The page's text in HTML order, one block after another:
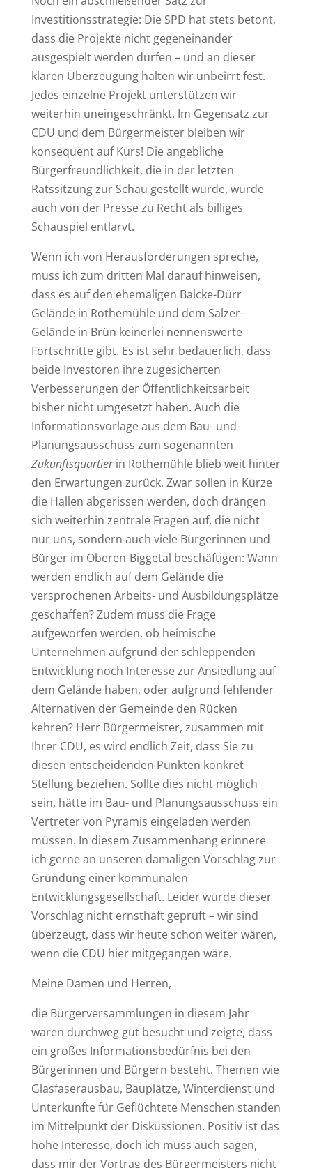
Investitionsstrategie: Die SPD hat stets betont,
dass die Projekte nicht gegeneinander
ausgespielt werden dürfen – und an dieser
klaren Überzeugung halten wir unbeirrt fest.
Jedes einzelne Projekt unterstützen wir
weiterhin uneingeschränkt. Im Gegensatz zur
CDU und dem Bürgermeister bleiben wir
konsequent auf Kurs! Die angebliche
Bürgerfreundlichkeit, die in der letzten
Ratssitzung zur Schau gestellt wurde, wurde
auch von der Presse zu Recht als billiges
Schauspiel entlarvt.
Wenn ich von Herausforderungen spreche,
muss ich zum dritten Mal darauf hinweisen,
dass es auf den ehemaligen Balcke-Dürr
Gelände in Rothemühle und dem Sälzer-
Gelände in Brün keinerlei nennenswerte
Fortschritte gibt. Es ist sehr bedauerlich, dass
beide Investoren ihre zugesicherten
Verbesserungen der Öffentlichkeitsarbeit
bisher nicht umgesetzt haben. Auch die
Informationsvorlage aus dem Bau- und
Planungsausschuss zum sogenannten
Zukunftsquartierin Rothemühle blieb weit hinter
den Erwartungen zurück. Zwar sollen in Kürze
die Hallen abgerissen werden, doch drängen
sich weiterhin zentrale Fragen auf, die nicht
nur uns, sondern auch viele Bürgerinnen und
Bürger im Oberen-Biggetal beschäftigen: Wann
werden endlich auf dem Gelände die
versprochenen Arbeits- und Ausbildungsplätze
geschaffen? Zudem muss die Frage
aufgeworfen werden, ob heimische
Unternehmen aufgrund der schleppenden
Entwicklung noch Interesse zur Ansiedlung auf
dem Gelände haben, oder aufgrund fehlender
Alternativen der Gemeinde den Rücken
kehren? Herr Bürgermeister, zusammen mit
Ihrer CDU, es wird endlich Zeit, dass Sie zu
diesen entscheidenden Punkten konkret
Stellung beziehen. Sollte dies nicht möglich
sein, hätte im Bau- und Planungsausschuss ein
Vertreter von Pyramis eingeladen werden
müssen. In diesem Zusammenhang erinnere
ich gerne an unseren damaligen Vorschlag zur
Gründung einer kommunalen
Entwicklungsgesellschaft. Leider wurde dieser
Vorschlag nicht ernsthaft geprüft – wir sind
überzeugt, dass wir heute schon weiter wären,
wenn die CDU hier mitgegangen wäre.
Meine Damen und Herren,
die Bürgerversammlungen in diesem Jahr
waren durchweg gut besucht und zeigte, dass
ein großes Informationsbedürfnis bei den
Bürgerinnen und Bürgern besteht. Themen wie
Glasfaserausbau, Bauplätze, Winterdienst und
Unterkünfte für Geflüchtete Menschen standen
im Mittelpunkt der Diskussionen. Positiv ist das
hohe Interesse, doch ich muss auch sagen,
dass mir der Vortrag des Bürgermeisters nicht